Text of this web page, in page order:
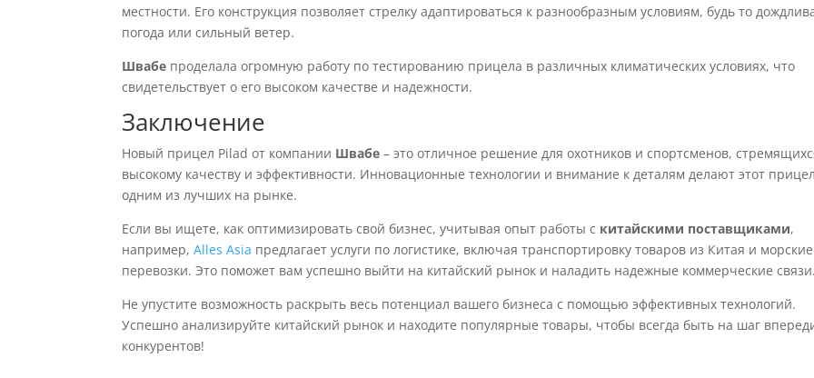
местности. Его конструкция позволяет стрелку адаптироваться к разнообразным условиям, будь то
погода или сильный ветер.
Швабе проделала огромную работу по тестированию прицела в различных климатических условиях, что
свидетельствует о его высоком качестве и надежности.
Заключение
Новый прицел Pilad от компании Швабе – это отличное решение для охотников и спортсменов,
высокому качеству и эффективности. Инновационные технологии и внимание к деталям делают этот прицел
одним из лучших на рынке.
Если вы ищете, как оптимизировать свой бизнес, учитывая опыт работы с китайскими поставщиками,
например,Alles Asia предлагает услуги по логистике, включая транспортировку товаров из Китая и морские
перевозки. Это поможет вам успешно выйти на китайский рынок и наладить надежные коммерческие связи.
Не упустите возможность раскрыть весь потенциал вашего бизнеса с помощью эффективных технологий.
Успешно анализируйте китайский рынок и находите популярные товары, чтобы всегда быть на шаг
конкурентов!